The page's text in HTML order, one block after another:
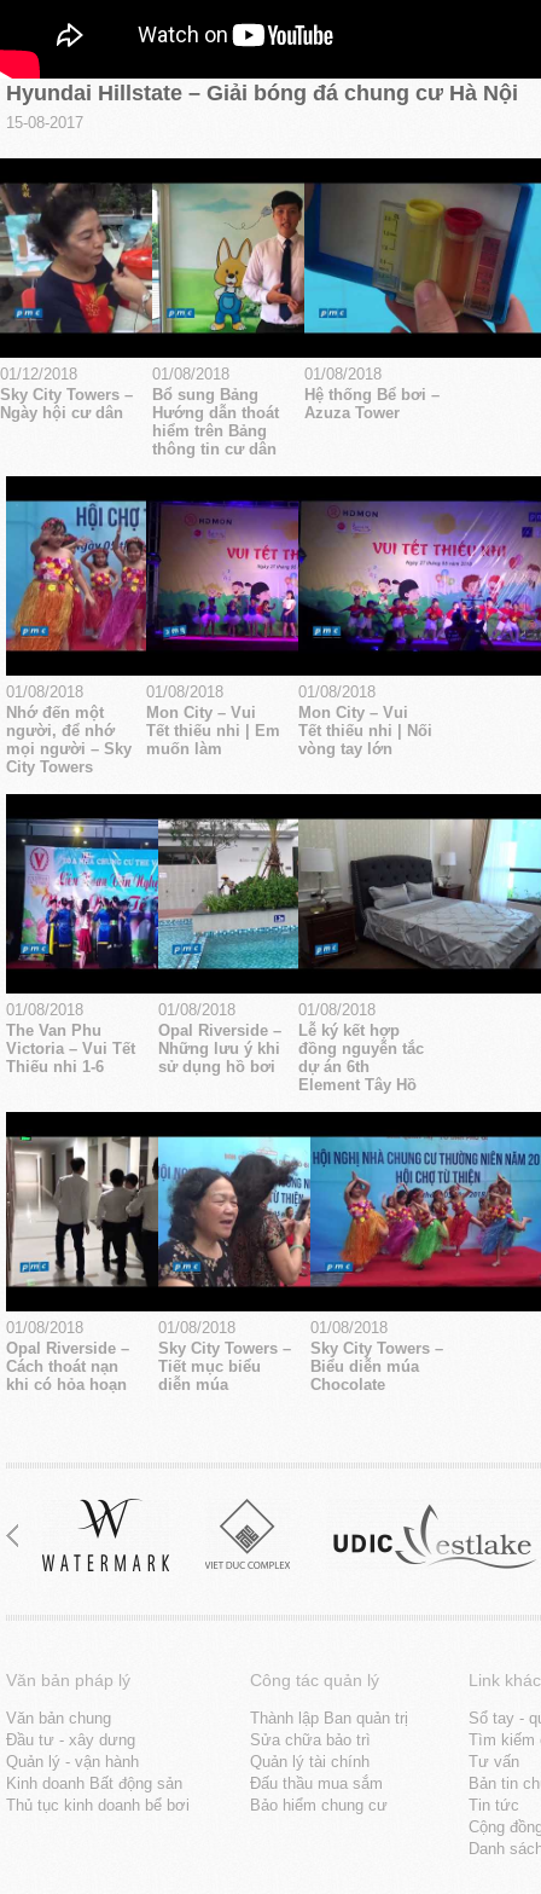
Hyundai Hillstate – Giải bóng đá chung cư Hà Nội
15-08-2017
01/12/2018
Sky City Towers –
Ngày hội cư dân
01/08/2018
Bổ sung Bảng
Hướng dẫn thoát
hiểm trên Bảng
thông tin cư dân
01/08/2018
Hệ thống Bể bơi –
Azuza Tower
01/08/2018
Nhớ đến một
người, để nhớ
mọi người – Sky
City Towers
01/08/2018
Mon City – Vui
Tết thiếu nhi | Em
muốn làm
01/08/2018
Mon City – Vui
Tết thiếu nhi | Nối
vòng tay lớn
01/08/2018
The Van Phu
Victoria – Vui Tết
Thiếu nhi 1-6
01/08/2018
Opal Riverside –
Những lưu ý khi
sử dụng hồ bơi
01/08/2018
Lễ ký kết hợp
đồng nguyễn tắc
dự án 6th
Element Tây Hồ
01/08/2018
Opal Riverside –
Cách thoát nạn
khi có hỏa hoạn
01/08/2018
Sky City Towers –
Tiết mục biểu
diễn múa
01/08/2018
Sky City Towers –
Biểu diễn múa
Chocolate
Văn bản pháp lý
Văn bản chung
Đầu tư - xây dưng
Quản lý - vận hành
Kinh doanh Bất động sản
Thủ tục kinh doanh bể bơi
Công tác quản lý
Thành lập Ban quản trị
Sửa chữa bảo trì
Quản lý tài chính
Đấu thầu mua sắm
Bảo hiểm chung cư
Link khác
Sổ tay -
Tìm kiếm
Tư vấn
Bản tin
Tin tức
Cộng
Danh